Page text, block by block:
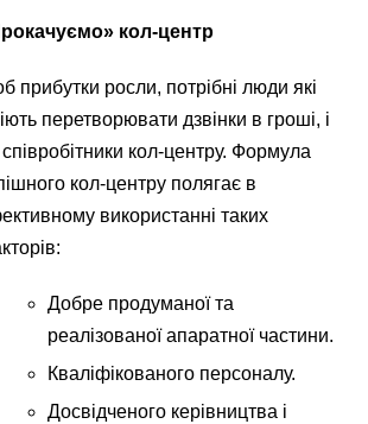
кол-центр
прибутки росли, потрібні люди які
перетворювати дзвінки в гроші, і
кол-центру. Формула
кол-центру полягає в
використанні таких
Добре продуманої та
реалізованої апаратної частини.
Кваліфікованого персоналу.
Досвідченого керівництва і